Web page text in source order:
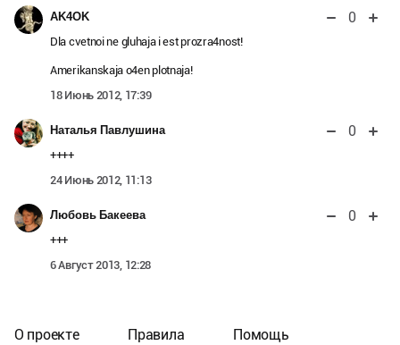
AK4OK 0
Dla cvetnoi ne gluhaja i est prozra4nost!
Amerikanskaja o4en plotnaja!
18 Июнь 2012, 17:39
Наталья Павлушина 0
++++
24 Июнь 2012, 11:13
Любовь Бакеева 0
+++
6 Август 2013, 12:28
О проекте Правила Помощь